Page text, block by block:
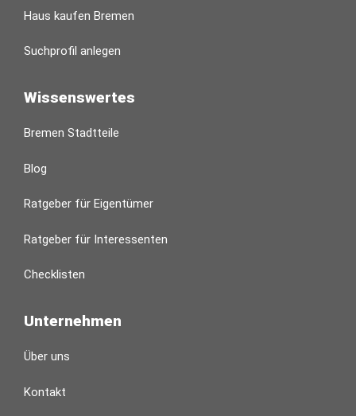
Haus kaufen Bremen
Suchprofil anlegen
Wissenswertes
Bremen Stadtteile
Blog
Ratgeber für Eigentümer
Ratgeber für Interessenten
Checklisten
Unternehmen
Über uns
Kontakt